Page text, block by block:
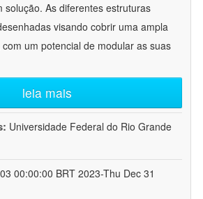
solução. As diferentes estruturas
visando cobrir uma ampla
um potencial de modular as suas
leia mais
Universidade Federal do Rio Grande
00:00:00 BRT 2023-Thu Dec 31